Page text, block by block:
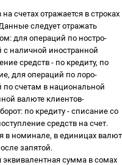
счетах отражается в строках
следует отражать
для операций по ностро-
с наличной иностранной
средств - по кредиту, по
для операций по лоро-
по счетам в национальной
валюте клиентов-
по кредиту - списание со
средств на счет.
в номинале, в единицах валют
запятой.
эквивалентная сумма в сомах